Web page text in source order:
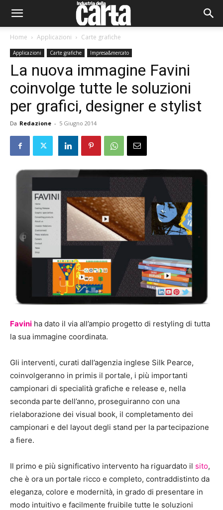
Home Applicazioni Carte grafiche
Applicazioni Carte grafiche Impresa&mercato
La nuova immagine Favini
coinvolge tutte le soluzioni
per grafici, designer e stylist
Da Redazione - 5 Giugno 2014
Favini ha dato il via all’ampio progetto di restyling di tutta
la sua immagine coordinata.
Gli interventi, curati dall’agenzia inglese Silk Pearce,
coinvolgeranno in primis il portale, i più importanti
campionari di specialità grafiche e release e, nella
seconda parte dell’anno, proseguiranno con una
rielaborazione dei visual book, il completamento dei
campionari e del layout degli stand per la partecipazione
a fiere.
Il primo e più significativo intervento ha riguardato il sito,
che è ora un portale ricco e completo, contraddistinto da
eleganza, colore e modernità, in grado di presentare in
modo intuitivo e facilmente fruibile tutte le soluzioni